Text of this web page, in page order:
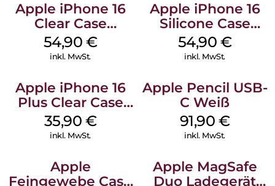
Apple iPhone 16
Clear Case
MagSafe
Transparent
54,90 €
inkl. MwSt.
Apple iPhone 16
Silicone Case
MagSafe Black
54,90 €
inkl. MwSt.
Apple iPhone 16
Plus Clear Case
MagSafe
Transparent
35,90 €
inkl. MwSt.
Apple Pencil USB-
C Weiß
91,90 €
inkl. MwSt.
Apple
Feingewebe Case
Apple MagSafe
Duo Ladegerät